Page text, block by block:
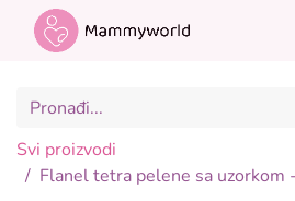
Svi proizvodi
Flanel tetra pelene sa uzorkom